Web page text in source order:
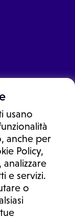
usano
anche per
Policy,
e servizi.
o
un consulto medico.
un consulto, una
devono considerare
la formulazione di
o l'assunzione o
un medico di
cookie